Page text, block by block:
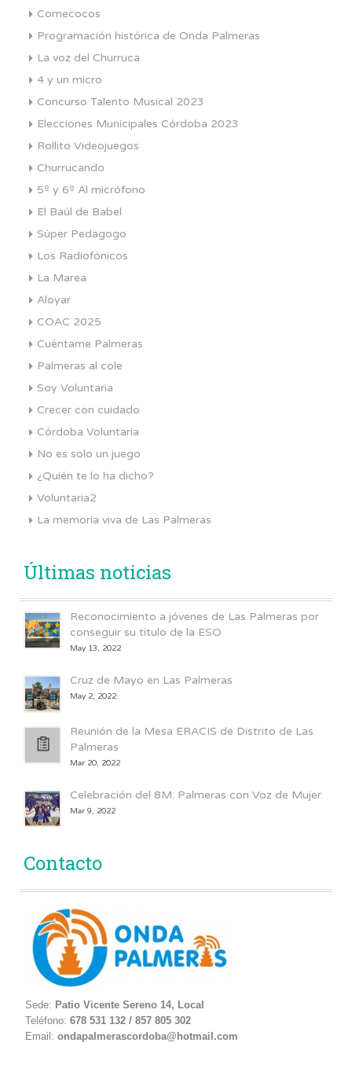
Comecocos
Programación histórica de Onda Palmeras
La voz del Churruca
4 y un micro
Concurso Talento Musical 2023
Elecciones Municipales Córdoba 2023
Rollito Videojuegos
Churrucando
5º y 6º Al micrófono
El Baúl de Babel
Súper Pedagogo
Los Radiofónicos
La Marea
Aloyar
COAC 2025
Cuéntame Palmeras
Palmeras al cole
Soy Voluntaria
Crecer con cuidado
Córdoba Voluntaria
No es solo un juego
¿Quién te lo ha dicho?
Voluntaria2
La memoria viva de Las Palmeras
Últimas noticias
Reconocimiento a jóvenes de Las Palmeras por
conseguir su título de la ESO
May 13, 2022
Cruz de Mayo en Las Palmeras
May 2, 2022
Reunión de la Mesa ERACIS de Distrito de Las
Palmeras
Mar 20, 2022
Celebración del 8M: Palmeras con Voz de Mujer
Mar 9, 2022
Contacto
Sede: Patio Vicente Sereno 14, Local
Teléfono: 678 531 132 / 857 805 302
Email: ondapalmerascordoba@hotmail.com